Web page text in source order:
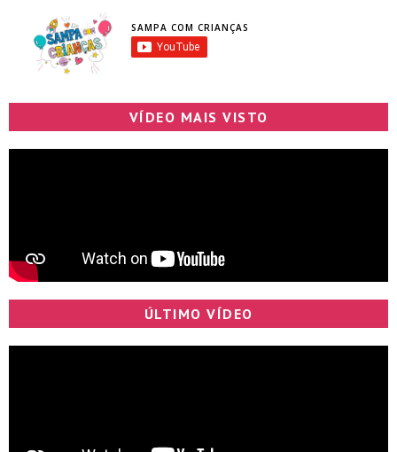
SAMPA COM CRIANÇAS
VÍDEO MAIS VISTO
ÚLTIMO VÍDEO